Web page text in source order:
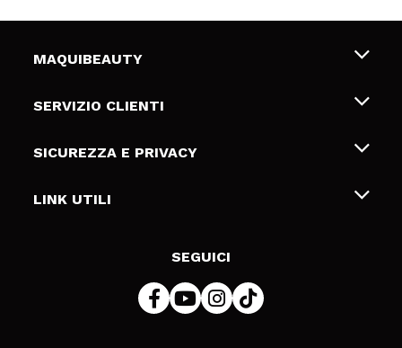
MAQUIBEAUTY
Chi siamo
Gift Cards
SERVIZIO CLIENTI
Spedizioni & Resi
Metodi di pagamamento
SICUREZZA E PRIVACY
Termini e condizioni
LINK UTILI
SEGUICI